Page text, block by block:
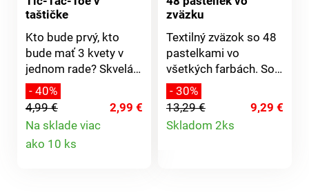
taštičke
Kto bude prvý, kto
bude mať 3 kvety v
jednom rade? Skvelá
zábava pre malých aj
veľkých - doma, na
dlhých cestách autom
atď. Praktická
taštička slúži aj ako
- 40%
4,99 €
2,99 €
Na sklade viac
ako 10 ks
zväzku
Textilný zväzok so 48
pastelkami vo
všetkých farbách. So
48 pastelkami.
Zavinuté šetrí miesto.
- 30%
13,29 €
9,29 €
Skladom 2ks
Detail